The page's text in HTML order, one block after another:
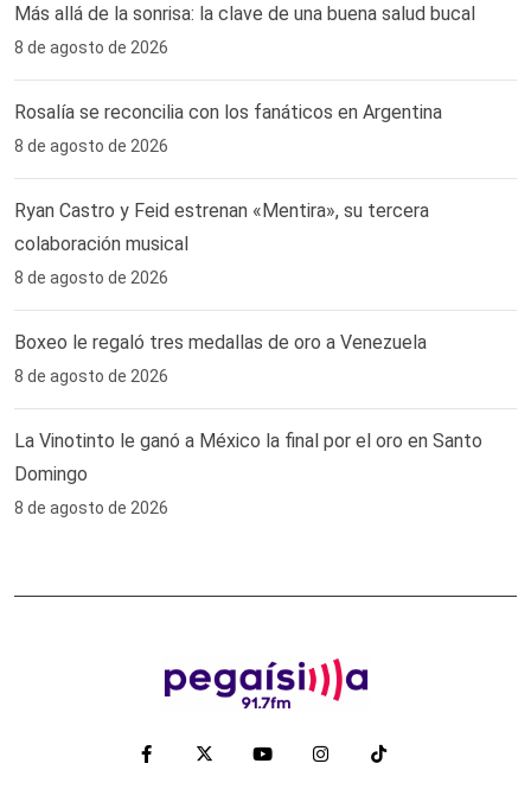
Más allá de la sonrisa: la clave de una buena salud bucal
8 de agosto de 2026
Rosalía se reconcilia con los fanáticos en Argentina
8 de agosto de 2026
Ryan Castro y Feid estrenan «Mentira», su tercera
colaboración musical
8 de agosto de 2026
Boxeo le regaló tres medallas de oro a Venezuela
8 de agosto de 2026
La Vinotinto le ganó a México la final por el oro en Santo
Domingo
8 de agosto de 2026